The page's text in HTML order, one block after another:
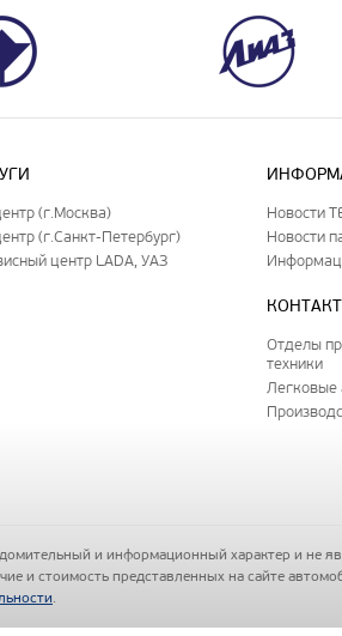
(г.Москва)
(г.Санкт-Петербург)
центр LADA, УАЗ
Новости
Новости
Отделы
техники
Легковые
и информационный характер и не
и стоимость представленных на сайте
.